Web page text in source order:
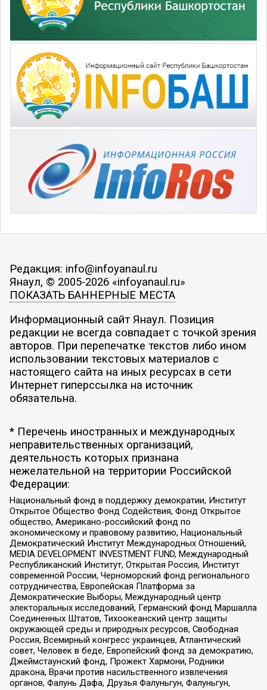
Редакция: info@infoyanaul.ru
Янаул, © 2005-2026 «infoyanaul.ru»
ПОКАЗАТЬ БАННЕРНЫЕ МЕСТА
Информационный сайт Янаул. Позиция
редакции не всегда совпадает с точкой зрения
авторов. При перепечатке текстов либо ином
использовании текстовых материалов с
настоящего сайта на иных ресурсах в сети
Интернет гиперссылка на источник
обязательна.
* Перечень иностранных и международных
неправительственных организаций,
деятельность которых признана
нежелательной на территории Российской
Федерации:
Национальный фонд в поддержку демократии, Институт
Открытое Общество Фонд Содействия, Фонд Открытое
общество, Американо-российский фонд по
экономическому и правовому развитию, Национальный
Демократический Институт Международных Отношений,
MEDIA DEVELOPMENT INVESTMENT FUND, Международный
Республиканский Институт, Открытая Россия, Институт
современной России, Черноморский фонд регионального
сотрудничества, Европейская Платформа за
Демократические Выборы, Международный центр
электоральных исследований, Германский фонд Маршалла
Соединенных Штатов, Тихоокеанский центр защиты
окружающей среды и природных ресурсов, Свободная
Россия, Всемирный конгресс украинцев, Атлантический
совет, Человек в беде, Европейский фонд за демократию,
Джеймстаунский фонд, Прожект Хармони, Родники
дракона, Врачи против насильственного извлечения
органов, Фалунь Дафа, Друзья Фалуньгун, Фалуньгун,